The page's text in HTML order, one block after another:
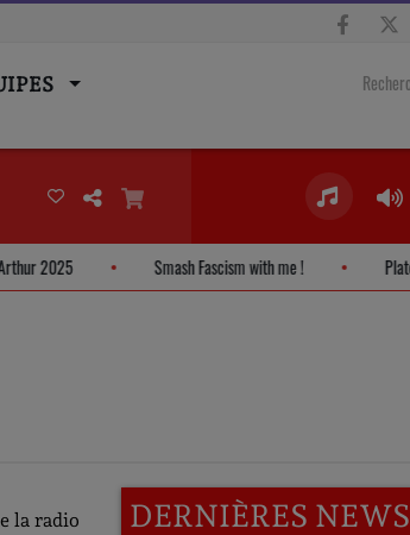
Arthur 2025 Smash Fascism with me !
la radio
DERNIÈRES NEWS